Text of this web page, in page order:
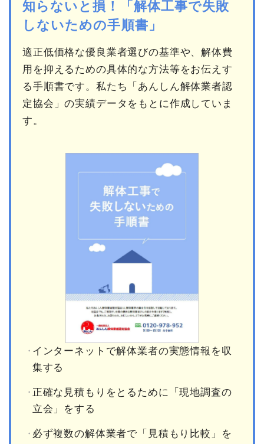
知らないと損！「解体工事で失敗
しないための手順書」
適正低価格な優良業者選びの基準や、解体費
用を抑えるための具体的な方法等をお伝えす
る手順書です。私たち「あんしん解体業者認
定協会」の実績データをもとに作成していま
す。
インターネットで解体業者の実態情報を収
集する
正確な見積もりをとるために「現地調査の
立会」をする
必ず複数の解体業者で「見積もり比較」を